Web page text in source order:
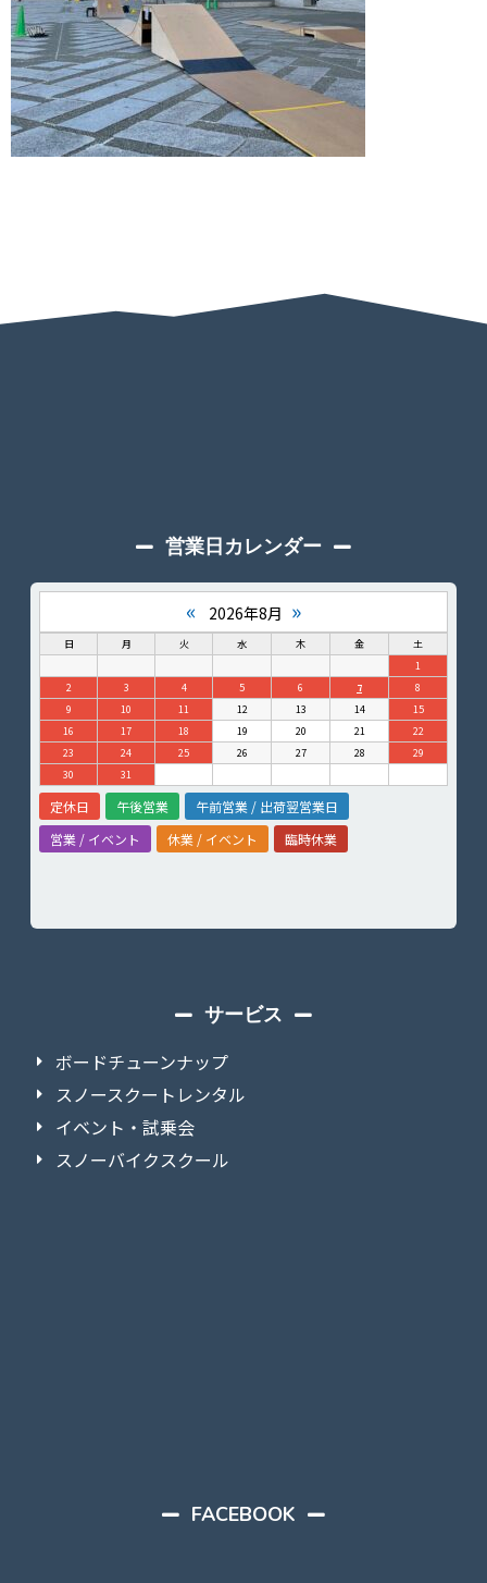
営業日カレンダー
« 2026年8月 »
日 月 火 水 木 金
土
1
2
3 4 5 6 7
8
9
10 11 12 13 14
15
16
17 18 19 20 21
22
23
24 25 26 27 28
29
30
31
定休日 午後営業
午前営業 / 出荷翌営業日
営業 / イベント
休業 / イベント 臨時休業
サービス
ボードチューンナップ
スノースクートレンタル
イベント・試乗会
スノーバイクスクール
FACEBOOK